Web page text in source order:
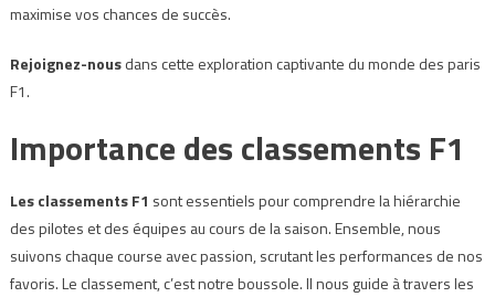
maximise vos chances de succès.
Rejoignez-nousdans cette exploration captivante du monde des paris
F1.
Importance des classements F1
Les classements F1 sont essentiels pour comprendre la hiérarchie
des pilotes et des équipes au cours de la saison. Ensemble, nous
suivons chaque course avec passion, scrutant les performances de nos
favoris. Le classement, c’est notre boussole. Il nous guide à travers les